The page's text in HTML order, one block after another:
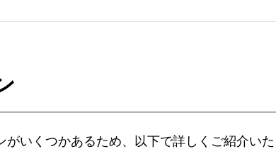
いくつかあるため、以下で詳しくご紹介いた